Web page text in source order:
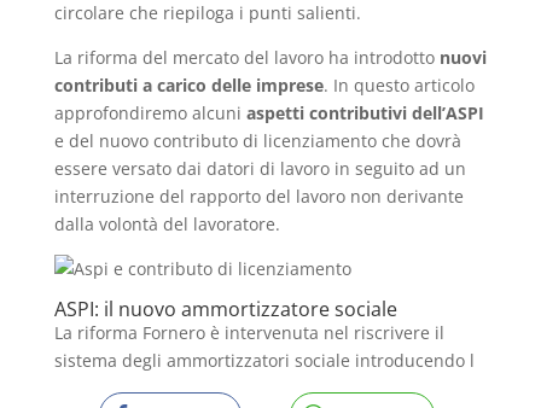
circolare che riepiloga i punti salienti.
La riforma del mercato del lavoro ha introdotto nuovi
contributi a carico delle imprese. In questo articolo
approfondiremo alcuni aspetti contributivi dell’ASPI
e del nuovo contributo di licenziamento che dovrà
essere versato dai datori di lavoro in seguito ad un
interruzione del rapporto del lavoro non derivante
dalla volontà del lavoratore.
ASPI: il nuovo ammortizzatore sociale
La riforma Fornero è intervenuta nel riscrivere il
sistema degli ammortizzatori sociale introducendo l